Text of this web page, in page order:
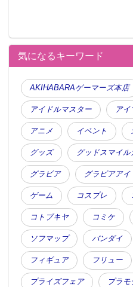
気になるキーワード
AKIHABARAゲーマーズ本店
アイドルマスター アイ
アニメ イベント
グッズ グッドスマイ
グラビア グラビアアイ
ゲーム コスプレ
コトブキヤ コミケ
ソフマップ バンダイ
フィギュア フリュー
プライズフェア プラモ